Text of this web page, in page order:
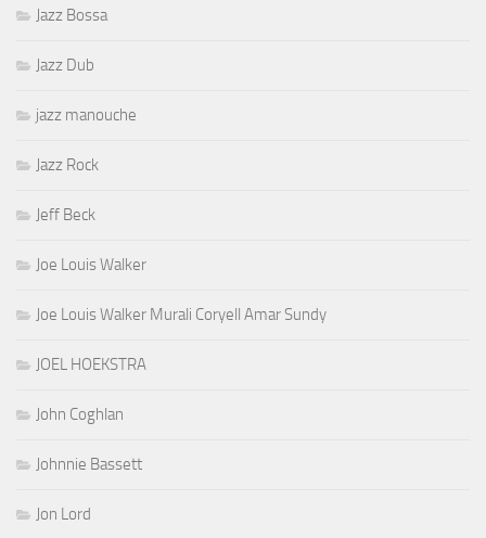
Jazz Bossa
Jazz Dub
jazz manouche
Jazz Rock
Jeff Beck
Joe Louis Walker
Joe Louis Walker Murali Coryell Amar Sundy
JOEL HOEKSTRA
John Coghlan
Johnnie Bassett
Jon Lord